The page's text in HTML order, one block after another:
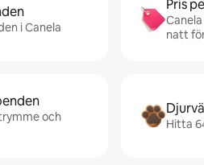
i Canela
Pris
natt
och
Hitta